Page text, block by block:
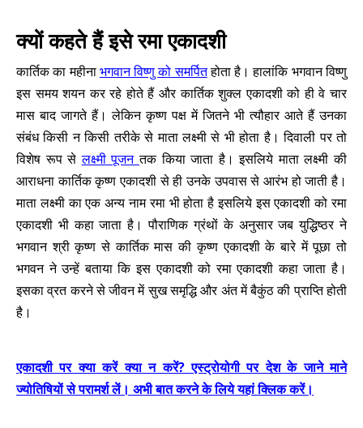
क्यों कहते हैं इसे रमा एकादशी
कार्तिक का महीनाभगवान विष्णु को समर्पितहोता है। हालांकि भगवान विष्णु
इस समय शयन कर रहे होते हैं और कार्तिक शुक्ल एकादशी को ही वे चार
मास बाद जागते हैं। लेकिन कृष्ण पक्ष में जितने भी त्यौहार आते हैं उनका
संबंध किसी न किसी तरीके से माता लक्ष्मी से भी होता है। दिवाली पर तो
विशेष रूप सेलक्ष्मी पूजनतक किया जाता है। इसलिये माता लक्ष्मी की
आराधना कार्तिक कृष्ण एकादशी से ही उनके उपवास से आरंभ हो जाती है।
माता लक्ष्मी का एक अन्य नाम रमा भी होता है इसलिये इस एकादशी को रमा
एकादशी भी कहा जाता है। पौराणिक ग्रंथों के अनुसार जब युद्धिष्ठर ने
भगवान श्री कृष्ण से कार्तिक मास की कृष्ण एकादशी के बारे में पूछा तो
भगवन ने उन्हें बताया कि इस एकादशी को रमा एकादशी कहा जाता है।
इसका व्रत करने से जीवन में सुख समृद्धि और अंत में बैकुंठ की प्राप्ति होती
है।
एकादशी पर क्या करें क्या न करें? एस्ट्रोयोगी पर देश के जाने माने
ज्योतिषियों से परामर्श लें। अभी बात करने के लिये यहां क्लिक करें।